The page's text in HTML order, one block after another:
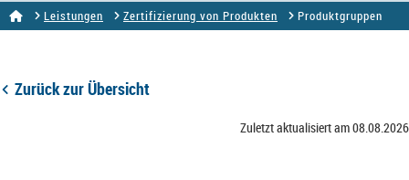
Leistungen Zertifizierung von Produkten Produktgruppen
Zurück zur Übersicht
Zuletzt aktualisiert am 08.08.2026